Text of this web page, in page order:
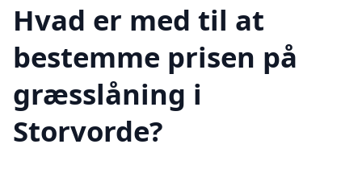
Hvad er med til at
bestemme prisen på
græsslåning i
Storvorde?